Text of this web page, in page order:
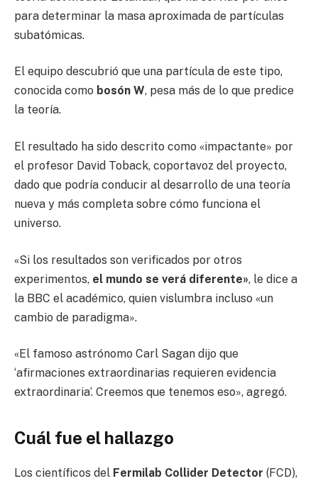
para determinar la masa aproximada de partículas
subatómicas.
El equipo descubrió que una partícula de este tipo,
conocida como bosón W, pesa más de lo que predice
la teoría.
El resultado ha sido descrito como «impactante» por
el profesor David Toback, coportavoz del proyecto,
dado que podría conducir al desarrollo de una teoría
nueva y más completa sobre cómo funciona el
universo.
«Si los resultados son verificados por otros
experimentos, el mundo se verá diferente», le dice a
la BBC el académico, quien vislumbra incluso «un
cambio de paradigma».
«El famoso astrónomo Carl Sagan dijo que
‘afirmaciones extraordinarias requieren evidencia
extraordinaria’. Creemos que tenemos eso», agregó.
Cuál fue el hallazgo
Los científicos del Fermilab Collider Detector (FCD),